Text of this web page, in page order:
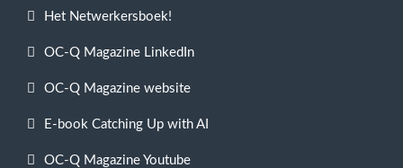
Het Netwerkersboek!
OC-Q Magazine LinkedIn
OC-Q Magazine website
E-book Catching Up with AI
OC-Q Magazine Youtube